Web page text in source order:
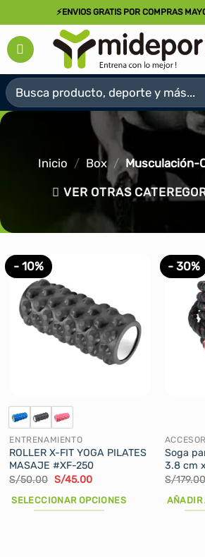
al
contenido
⚡ENVIOS GRATIS POR COMPRAS
Buscar
por:
Inicio / Box / Musculación-
VER OTRAS
- 10%
ENTRENAMIENTO
ROLLER X-FIT YOGA PILATES
MASAJE #XF-250
S/50.00 El
original
era:
S/45.00El
actual
es:
SELECCIONAR OPCIONES
- 30%
Soga
3.8 cm
S/179.00
AÑADIR